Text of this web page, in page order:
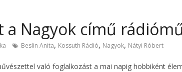
a Nagyok című
Beslin Anita, Kossuth Rádió, Nagyok, Nátyi Róbert
való foglalkozást a mai napig hobbiként